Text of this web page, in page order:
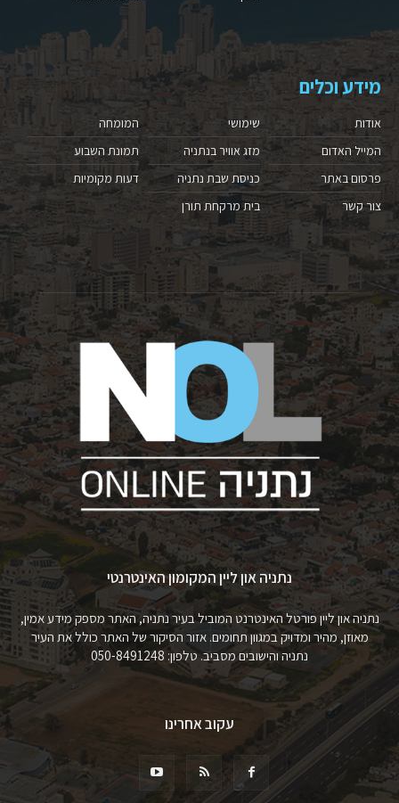
מידע וכלים
אודות
המייל האדום
פרסום באתר
צור קשר
שימושי
מזג אוויר בנתניה
כניסת שבת נתניה
בית מרקחת תורן
המומחה
תמונת השבוע
דעות מקומיות
נתניה און ליין המקומון האינטרנטי
נתניה און ליין פורטל האינטרנט המוביל בעיר נתניה, האתר מספק מידע אמין,
מאוזן, מהיר ומדויק במגוון תחומים. אזור הסיקור של האתר כולל את העיר
נתניה והישובים מסביב. טלפון: 050-8491248
עקוב אחרינו